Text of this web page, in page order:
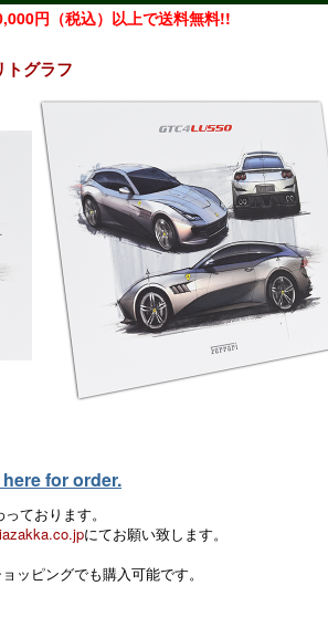
円（税込）以上で送料無料!!
グラフ
for order.
ております。
にてお願い致します。
ッピングでも購入可能です。